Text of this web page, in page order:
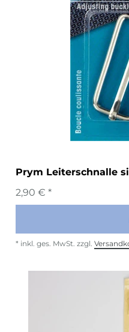
Prym Leiterschnalle
2,90 € *
* inkl. ges. MwSt. zzgl.